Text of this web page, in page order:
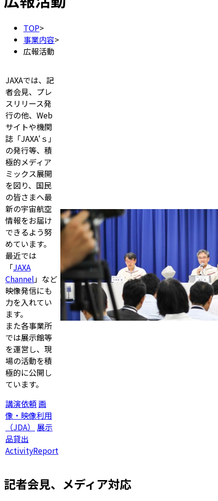
TOP>
事業内容>
広報活動
JAXAでは、記
者会見、プレ
スリリース発
行の他、Web
サイトや機関
誌「JAXA‘ｓ」
の発行等、積
極的メディア
ミックス展開
を図り、国民
の皆さまへ最
新の宇宙航空
情報をお届け
できるよう努
めています。
最近では
「JAXA
Channel 」など
映像発信にも
力を入れてい
ます。
また各事業所
では展示館等
を運営し、現
場の活動を積
極的に公開し
ています。
講演依頼画
像・映像利用
（JDA）
展示
品貸出
ActivityReport
記者会見、メディア対応